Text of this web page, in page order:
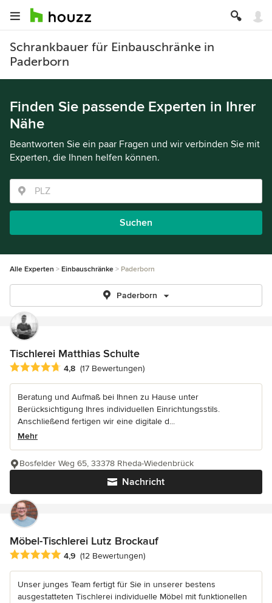
Schrankbauer für Einbauschränke in
Paderborn
Finden Sie passende Experten in Ihrer
Nähe
Beantworten Sie ein paar Fragen und wir verbinden Sie mit
Experten, die Ihnen helfen können.
Suchen
Alle Experten Einbauschränke Paderborn
Paderborn
Tischlerei Matthias Schulte
Durchschnittliche Bewertung: 4.8 von 5 Sternen
4,8 (17 Bewertungen)
Beratung und Aufmaß bei Ihnen zu Hause unter
Berücksichtigung Ihres individuellen Einrichtungsstils.
Anschließend fertigen wir eine digitale d...
Mehr
Nachricht
Bosfelder Weg 65, 33378 Rheda-Wiedenbrück
Möbel-Tischlerei Lutz Brockauf
Durchschnittliche Bewertung: 4.9 von 5 Sternen
4,9 (12 Bewertungen)
Unser junges Team fertigt für Sie in unserer bestens
ausgestatteten Tischlerei individuelle Möbel mit funktionellen